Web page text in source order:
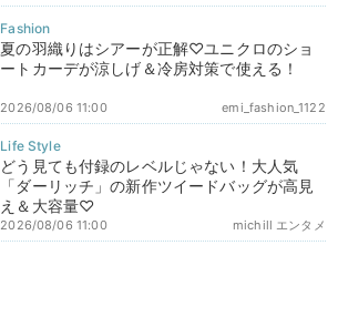
夏の羽織りはシアーが正解♡ユニクロのショ
ートカーデが涼しげ＆冷房対策で使える！
emi_fashion_1122
2026/08/06 11:00
どう見ても付録のレベルじゃない！大人気
「ダーリッチ」の新作ツイードバッグが高見
え＆大容量♡
michill エンタメ
2026/08/06 11:00